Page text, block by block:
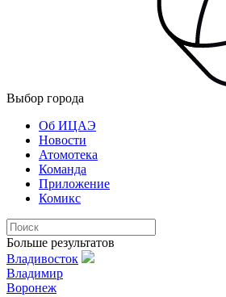
Выбор города
Об ИЦАЭ
Новости
Атомотека
Команда
Приложение
Комикс
Больше результатов
Владивосток
Владимир
Воронеж